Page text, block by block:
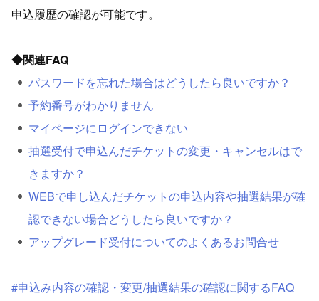
申込履歴の確認が可能です。
◆関連FAQ
パスワードを忘れた場合はどうしたら良いですか？
予約番号がわかりません
マイページにログインできない
抽選受付で申込んだチケットの変更・キャンセルはで
きますか？
WEBで申し込んだチケットの申込内容や抽選結果が確
認できない場合どうしたら良いですか？
アップグレード受付についてのよくあるお問合せ
#申込み内容の確認・変更/抽選結果の確認に関するFAQ